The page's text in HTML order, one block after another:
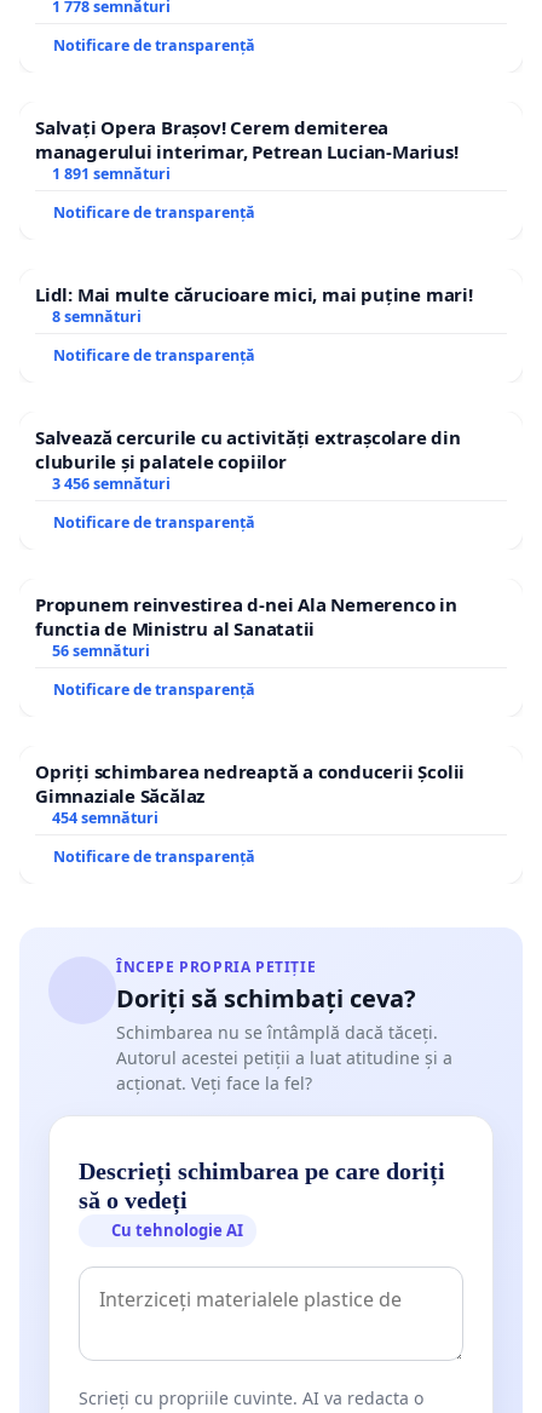
1 778 semnături
Notificare de transparență
Salvați Opera Brașov! Cerem demiterea
managerului interimar, Petrean Lucian-Marius!
1 891 semnături
Notificare de transparență
Lidl: Mai multe cărucioare mici, mai puține mari!
8 semnături
Notificare de transparență
Salvează cercurile cu activități extrașcolare din
cluburile și palatele copiilor
3 456 semnături
Notificare de transparență
Propunem reinvestirea d-nei Ala Nemerenco in
functia de Ministru al Sanatatii
56 semnături
Notificare de transparență
Opriți schimbarea nedreaptă a conducerii Școlii
Gimnaziale Săcălaz
454 semnături
Notificare de transparență
ÎNCEPE PROPRIA PETIȚIE
Doriți să schimbați ceva?
Schimbarea nu se întâmplă dacă tăceți.
Autorul acestei petiții a luat atitudine și a
acționat. Veți face la fel?
Descrieți schimbarea pe care doriți
să o vedeți
Cu tehnologie AI
Scrieți cu propriile cuvinte. AI va redacta o